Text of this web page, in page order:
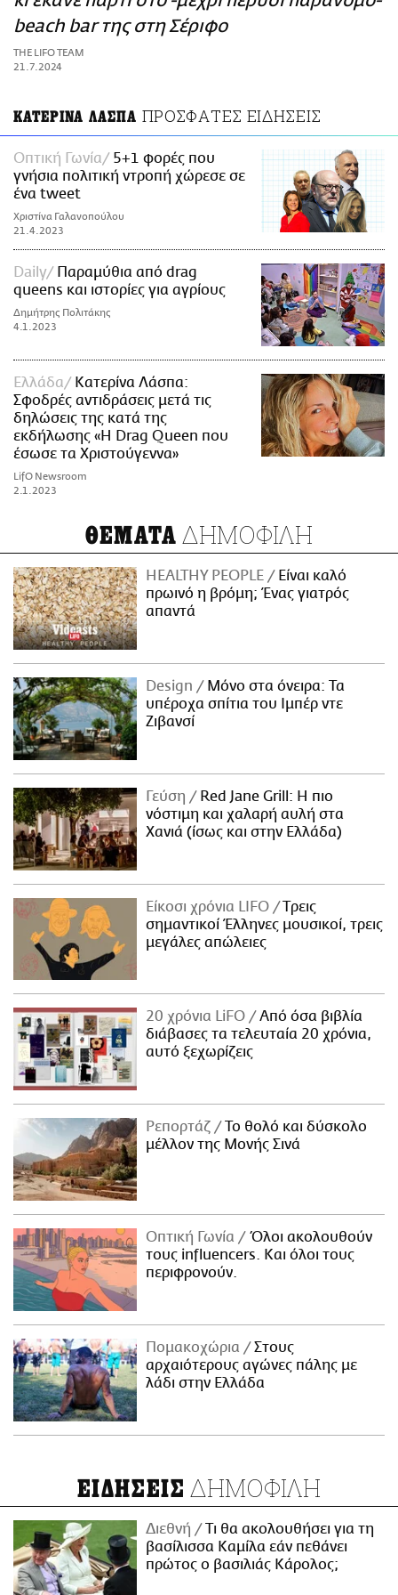
ΑΜΠΑ
PRINT
beach bar της στη Σέριφο
THE LIFO TEAM
21.7.2024
ΚΑΤΕΡΙΝΑ ΛΑΣΠΑ ΠΡΟΣΦΑΤΕΣ ΕΙΔΗΣΕΙΣ
Οπτική Γωνία
5+1 φορές που
γνήσια πολιτική ντροπή χώρεσε σε
ένα tweet
Χριστίνα Γαλανοπούλου
21.4.2023
Daily
Παραμύθια από drag
queens και ιστορίες για αγρίους
Δημήτρης Πολιτάκης
4.1.2023
Ελλάδα
Κατερίνα Λάσπα:
Σφοδρές αντιδράσεις μετά τις
δηλώσεις της κατά της
εκδήλωσης «Η Drag Queen που
έσωσε τα Χριστούγεννα»
LifO Newsroom
2.1.2023
ΘΕΜΑΤΑ ΔΗΜΟΦΙΛΗ
HEALTHY PEOPLE
Είναι καλό
πρωινό η βρόμη; Ένας γιατρός
απαντά
Design
Μόνο στα όνειρα: Τα
υπέροχα σπίτια του Ιμπέρ ντε
Ζιβανσί
Γεύση
Red Jane Grill: Η πιο
νόστιμη και χαλαρή αυλή στα
Χανιά (ίσως και στην Ελλάδα)
Είκοσι χρόνια LIFO
Tρεις
σημαντικοί Έλληνες μουσικοί, τρεις
μεγάλες απώλειες
20 χρόνια LiFO
Από όσα βιβλία
διάβασες τα τελευταία 20 χρόνια,
αυτό ξεχωρίζεις
Ρεπορτάζ
Το θολό και δύσκολο
μέλλον της Μονής Σινά
Οπτική Γωνία
Όλοι ακολουθούν
τους influencers. Και όλοι τους
περιφρονούν.
Πομακοχώρια
Στους
αρχαιότερους αγώνες πάλης με
λάδι στην Ελλάδα
ΕΙΔΗΣΕΙΣ ΔΗΜΟΦΙΛΗ
Διεθνή
Τι θα ακολουθήσει για τη
βασίλισσα Καμίλα εάν πεθάνει
πρώτος ο βασιλιάς Κάρολος;